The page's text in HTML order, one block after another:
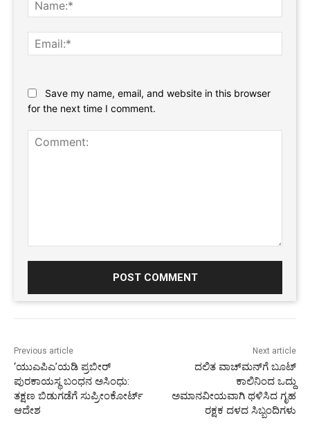
Save my name, email, and website in this browser
for the next time I comment.
Previous article
‘ಯುಎಪಿಎ’ಯಡಿ ಪ್ರಬೀರ್
ಪುರಕಾಯಸ್ಥ ಬಂಧನ ಅಸಿಂಧು:
ತಕ್ಷಣ ಬಿಡುಗಡೆಗೆ ಸುಪ್ರೀಂಕೋರ್ಟ್‌
ಆದೇಶ
Next article
ದಲಿತ ವಾಚ್‌ಮನ್‌ಗೆ ಬೂಟ್‌
ಕಾಲಿನಿಂದ ಒದ್ದು
ಅಮಾನವೀಯವಾಗಿ ಥಳಿಸಿದ ಗೃಹ
ರಕ್ಷಕ ದಳದ ಸಿಬ್ಬಂದಿಗಳು